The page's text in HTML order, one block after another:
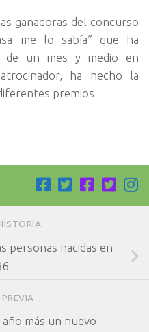
ganadoras del concurso
me lo sabía” que ha
de un mes y medio en
ha hecho la
premios
personas nacidas en
más un nuevo